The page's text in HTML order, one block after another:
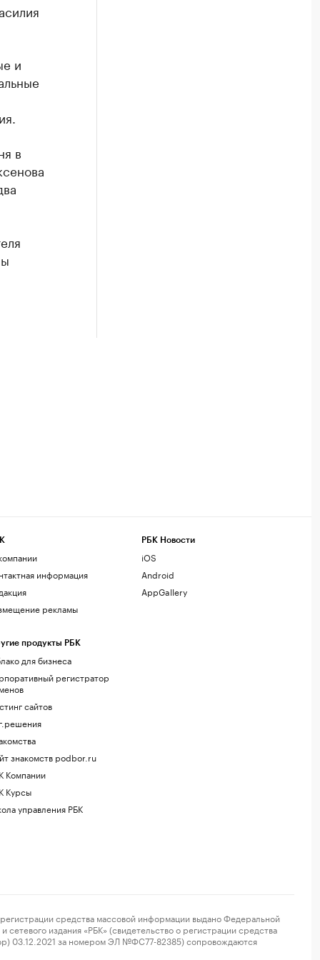
и
в
информация
рекламы
продукты РБК
для бизнеса
регистратор
сайтов
знакомств podbor.ru
Компании
Курсы
управления РБК
РБК Новости
iOS
Android
AppGallery
средства массовой информации выдано Федеральной
издания «РБК» (свидетельство о регистрации средства
03.12.2021 за номером ЭЛ №ФС77-82385) сопровождаются